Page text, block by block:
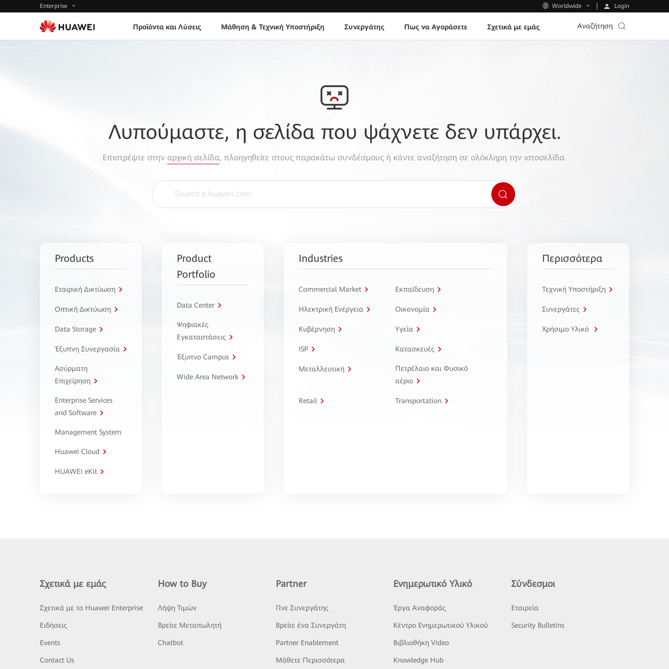
Enterprise Worldwide Login
Προϊόντα και Λύσεις Μάθηση & Τεχνική Υποστήριξη Συνεργάτης Πως να Αγοράσετε Σχετικά με εμάς Αναζήτηση
Λυπούμαστε, η σελίδα που ψάχνετε δεν υπάρχει.
Επιστρέψτε στην αρχική σελίδα, πλοηγηθείτε στους παρακάτω συνδέσμους ή κάντε αναζήτηση σε ολόκληρη την ιστοσελίδα.
Products
Εταιρική Δικτύωση
Οπτική Δικτύωση
Data Storage
Έξυπνη Συνεργασία
Ασύρματη
Επιχείρηση
Enterprise Services
and Software
Management System
Huawei Cloud
HUAWEI eKit
Product
Portfolio
Data Center
Ψηφιακές
Εγκαταστάσεις
Έξυπνο Campus
Wide Area Network
Industries
Commercial Market Εκπαίδευση
Ηλεκτρική Ενέργεια Οικονομία
Κυβέρνηση Υγεία
ISP Κατασκευές
Μεταλλευτική
Πετρέλαιο και Φυσικό
αέριο
Retail Transportation
Περισσότερα
Τεχνική Υποστήριξη
Συνεργάτες
Χρήσιμο Υλικό
Σχετικά με εμάς
Σχετικά με το Huawei Enterprise
Ειδήσεις
Events
Contact Us
How to Buy
Λήψη Τιμών
Βρείτε Μεταπωλητή
Chatbot
Partner
Γίνε Συνεργάτης
Βρείτε ένα Συνεργάτη
Partner Enablement
Μάθετε Περισσότερα
Ενημερωτικό Υλικό
Έργα Αναφοράς
Κέντρο Ενημερωτικού Υλικού
Βιβλιοθήκη Video
Knowledge Hub
Σύνδεσμοι
Εταιρεία
Security Bulletins